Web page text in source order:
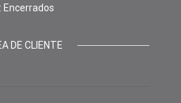
Encerrados
DE CLIENTE